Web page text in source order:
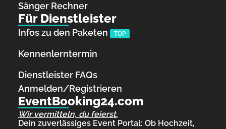
Sänger Rechner
Für Dienstleister
Infos zu den Paketen TOP
Kennenlerntermin
Dienstleister FAQs
Anmelden/Registrieren
EventBooking24.com
Wir vermitteln, du feierst.
Dein zuverlässiges Event Portal: Ob Hochzeit,